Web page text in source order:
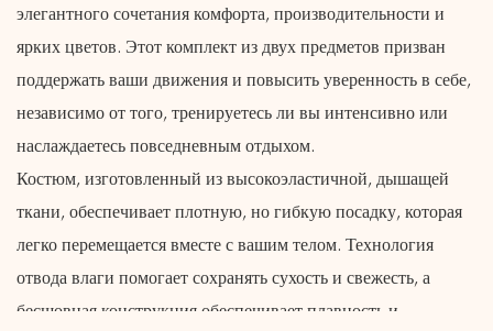
элегантного сочетания комфорта, производительности и
ярких цветов. Этот комплект из двух предметов призван
поддержать ваши движения и повысить уверенность в себе,
независимо от того, тренируетесь ли вы интенсивно или
наслаждаетесь повседневным отдыхом.
Костюм, изготовленный из высокоэластичной, дышащей
ткани, обеспечивает плотную, но гибкую посадку, которая
легко перемещается вместе с вашим телом. Технология
отвода влаги помогает сохранять сухость и свежесть, а
бесшовная конструкция обеспечивает плавность и